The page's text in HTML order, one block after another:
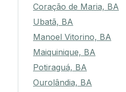
Coração de Maria, BA
Ubatã, BA
Manoel Vitorino, BA
Maiquinique, BA
Potiraguá, BA
Ourolândia, BA